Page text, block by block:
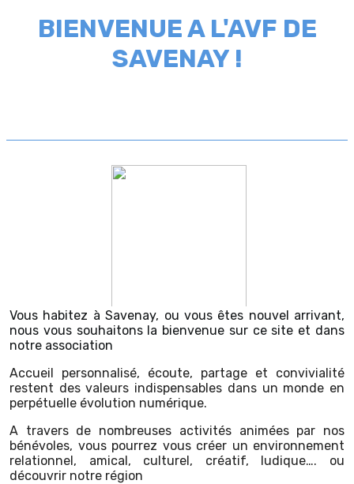
BIENVENUE A L'AVF DE
SAVENAY !
Vous habitez à Savenay, ou vous êtes nouvel arrivant,
nous vous souhaitons la bienvenue sur ce site et dans
notre association
Accueil personnalisé, écoute, partage et convivialité
restent des valeurs indispensables dans un monde en
perpétuelle évolution numérique.
A travers de nombreuses activités animées par nos
bénévoles, vous pourrez vous créer un environnement
relationnel, amical, culturel, créatif, ludique…. ou
découvrir notre région